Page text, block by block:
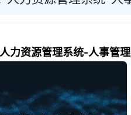
力资源管理系统-人事管